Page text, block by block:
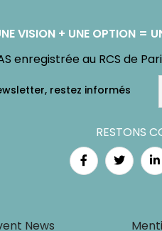
VISION + UNE OPTION =
enregistrée au RCS de
RESTONS
News